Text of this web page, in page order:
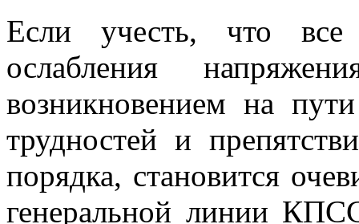
Если учесть, что
ослабления
возникновением на
трудностей и
порядка, становится
генеральной линии